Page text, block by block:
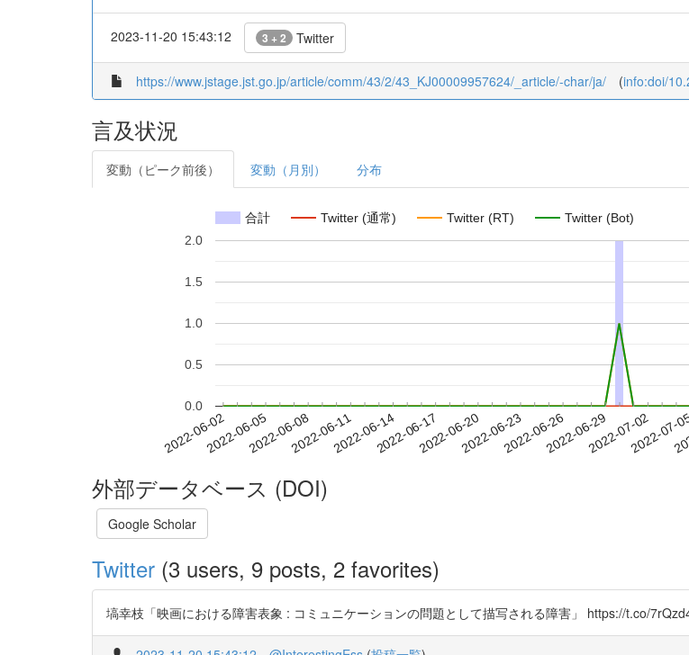
2023-11-20 15:43:12 3 + 2 Twitter
https://www.jstage.jst.go.jp/article/comm/43/2/43_KJ00009957624/_article/-char/ja/ (info:doi/
言及状況
変動（ピーク前後） 変動（月別） 分布
合計 Twitter (通常) Twitter (RT) Twitter (Bot)
2022-06-022022-06-052022-06-082022-06-112022-06-142022-06-172022-06-202022-06-232022-06-262022-06-292022-07-022022-07-
0.0
0.5
1.0
1.5
2.0
外部データベース (DOI)
Google Scholar
Twitter (3 users, 9 posts, 2 favorites)
塙幸枝「映画における障害表象 : コミュニケーションの問題として描写される障害」 https://t.co/